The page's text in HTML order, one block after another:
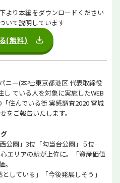
より本編をダウンロードください
いて説明しています
(無料)
ニー(本社:東京都港区 代表取締役
ている人を対象に実施したWEB
住んでいる街 実感調査2020 宮城
をご報告いたします。
公園」3位「勾当台公園」５位
エリアの駅が上位に。「資産価値
している」「今後発展しそう」